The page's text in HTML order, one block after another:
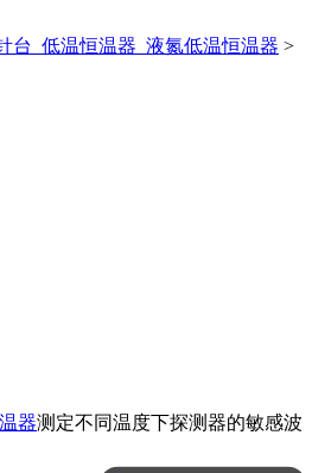
台_低温恒温器_液氮低温恒温器 >
器测定不同温度下探测器的敏感波